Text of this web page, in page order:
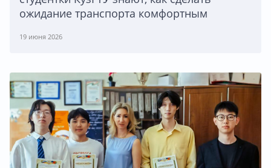
ожидание транспорта комфортным
19 июня 2026